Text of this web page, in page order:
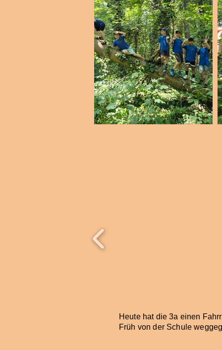
Heute hat die 3a einen
Früh von der Schule